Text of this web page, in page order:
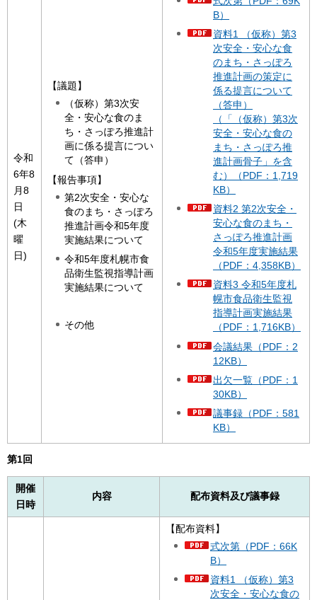
令和
6年8
月8
日
(木
曜
日)
【議題】
（仮称）第3次安
全・安心な食のま
ち・さっぽろ推進計
画に係る提言につい
て（答申）
【報告事項】
第2次安全・安心な
食のまち・さっぽろ
推進計画令和5年度
実施結果について
令和5年度札幌市食
品衛生監視指導計画
実施結果について
その他
B）
資料1 （仮称）第3
次安全・安心な食
のまち・さっぽろ
推進計画の策定に
係る提言について
（答申）
（「（仮称）第3次
安全・安心な食の
まち・さっぽろ推
進計画骨子」を含
む）（PDF：1,719
KB）
資料2 第2次安全・
安心な食のまち・
さっぽろ推進計画
令和5年度実施結果
（PDF：4,358KB）
資料3 令和5年度札
幌市食品衛生監視
指導計画実施結果
（PDF：1,716KB）
会議結果（PDF：2
12KB）
出欠一覧（PDF：1
30KB）
議事録（PDF：581
KB）
第1回
開催
日時
内容 配布資料及び議事録
【配布資料】
式次第（PDF：66K
B）
資料1 （仮称）第3
次安全・安心な食の